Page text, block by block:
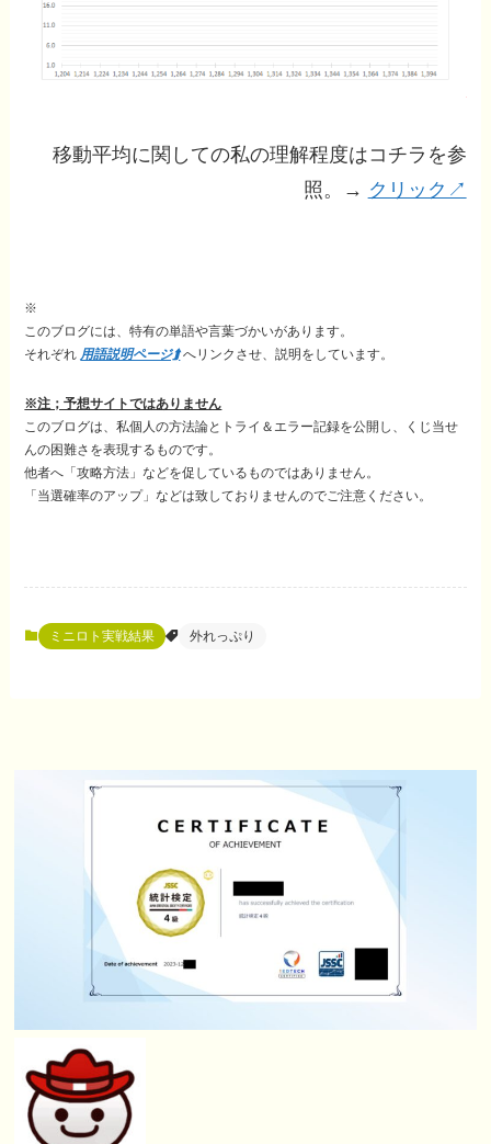
移動平均に関しての私の理解程度はコチラを参
照。→ クリック↗
※
このブログには、特有の単語や言葉づかいがあります。
それぞれ 用語説明ページ⮭へリンクさせ、説明をしています。
※注；予想サイトではありません
このブログは、私個人の方法論とトライ＆エラー記録を公開し、くじ当せ
んの困難さを表現するものです。
他者へ「攻略方法」などを促しているものではありません。
「当選確率のアップ」などは致しておりませんのでご注意ください。
ミニロト実戦結果 外れっぷり